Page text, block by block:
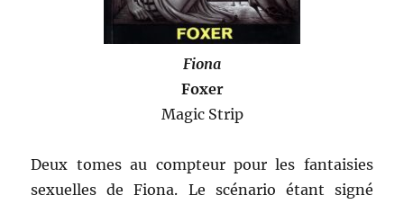
Fiona
Foxer
Magic Strip
Deux tomes au compteur pour les fantaisies
sexuelles de Fiona. Le scénario étant signé